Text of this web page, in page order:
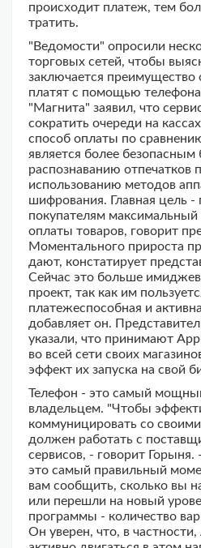
происходит платеж, тем
тратить.
"Ведомости" опросили
торговых сетей, чтобы
заключается преимущество
платят с помощью
"Магнита" заявил, что
сократить очереди на
способ оплаты по
является более безопасным
распознаванию отпечатков
использованию методов
шифрования. Главная цель -
покупателям
оплаты товаров, говорит
Моментального прироста
дают, констатирует
Сейчас это больше
проект, так как им
платежеспособная и
добавляет он.
указали, что принимают
во всей сети своих
эффект их запуска на свой
Телефон - это самый
владельцем. "Чтобы
коммуницировать со
должен работать с
сервисов, - говорит Горыня.
это самый правильный
вам сообщить, сколько вы
или перешли на новый
программы - количество
Он уверен, что, в